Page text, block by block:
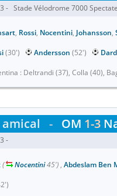
- Stade Vélodrome 7000
, Rossi, Nocentini, Johansson,
(30') Andersson (52') Dard
: Deltrandi (37), Colla (40),
- OM 1-3
-
( Nocentini45') , Abdeslam Ben